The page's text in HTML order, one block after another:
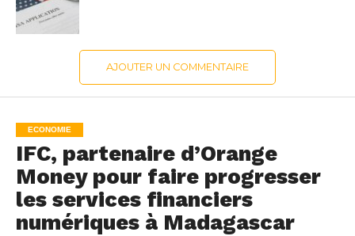
AJOUTER UN COMMENTAIRE
ECONOMIE
IFC, partenaire d’Orange
Money pour faire progresser
les services financiers
numériques à Madagascar